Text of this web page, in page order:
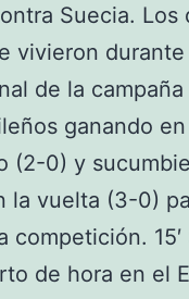
Suecia. Los
vivieron
de la campaña
ganando
(2-0) y
la vuelta (3-0)
competición.
de hora en el